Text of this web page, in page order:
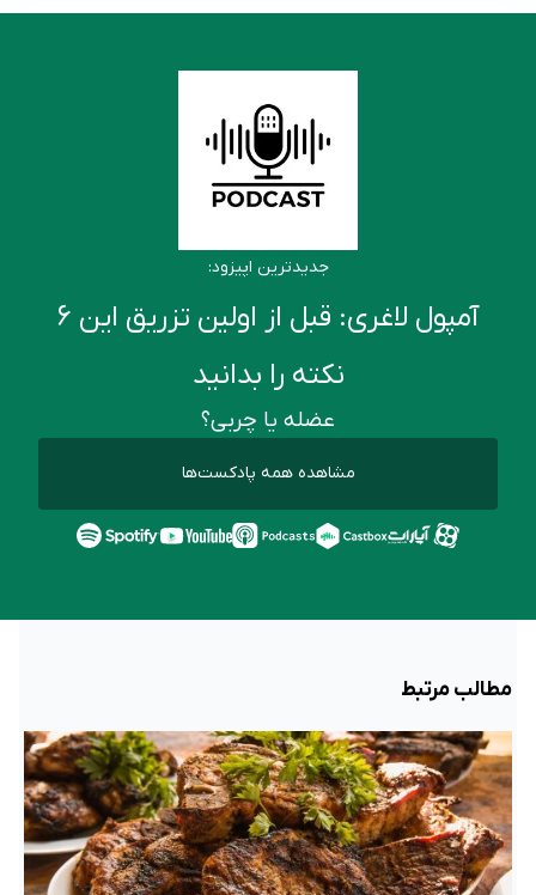
جدیدترین اپیزود:
آمپول لاغری: قبل از اولین تزریق این ۶
نکته را بدانید
عضله یا چربی؟
مشاهده همه پادکست‌ها
مطالب مرتبط